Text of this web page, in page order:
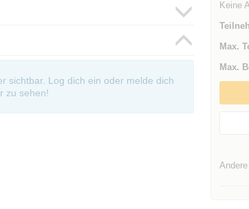
sichtbar. Log dich ein oder melde dich
zu sehen!
Keine
Max.
Max.